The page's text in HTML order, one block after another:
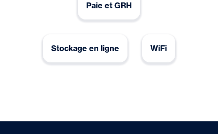
Paie et GRH
Stockage en ligne WiFi